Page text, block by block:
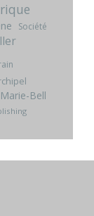
Société
Bell